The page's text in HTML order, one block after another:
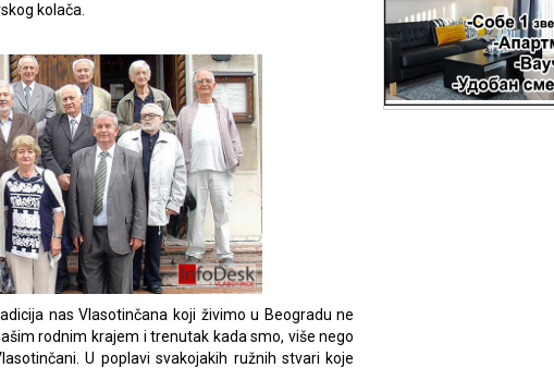
kolača.
nas Vlasotinčana koji živimo u Beogradu ne
rodnim krajem i trenutak kada smo, više nego
U poplavi svakojakih ružnih stvari koje